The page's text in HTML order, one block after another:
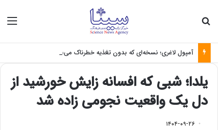
آمپول لاغری؛ نسخه‌ای که بدون تغذیه خطرناک می‌شود
یلدا؛ شبی که افسانه زایش خورشید از
دل یک واقعیت نجومی زاده شد
۱۴۰۴-۰۹-۲۶